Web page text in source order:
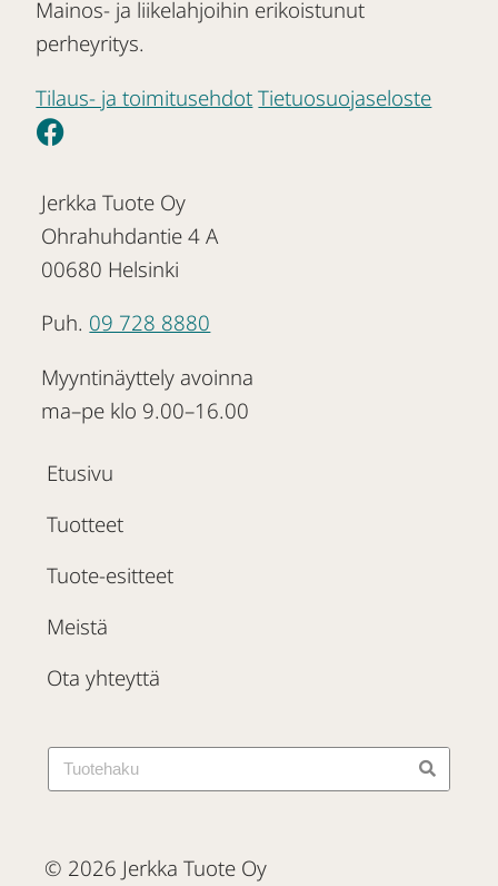
Mainos- ja liikelahjoihin erikoistunut
perheyritys.
Tilaus- ja toimitusehdot Tietuosuojaseloste
Jerkka Tuote Oy
Ohrahuhdantie 4 A
00680 Helsinki
Puh. 09 728 8880
Myyntinäyttely avoinna
ma–pe klo 9.00–16.00
Etusivu
Tuotteet
Tuote-esitteet
Meistä
Ota yhteyttä
© 2026 Jerkka Tuote Oy